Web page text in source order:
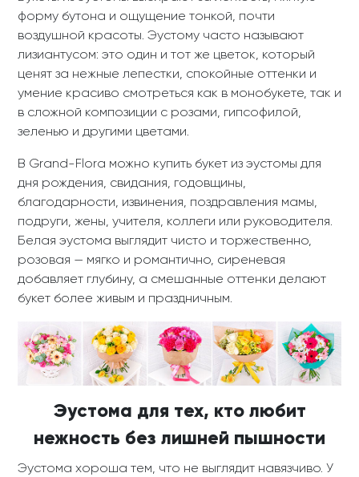
форму бутона и ощущение тонкой, почти
воздушной красоты. Эустому часто называют
лизиантусом: это один и тот же цветок, который
ценят за нежные лепестки, спокойные оттенки и
умение красиво смотреться как в монобукете, так и
в сложной композиции с розами, гипсофилой,
зеленью и другими цветами.
В Grand-Flora можно купить букет из эустомы для
дня рождения, свидания, годовщины,
благодарности, извинения, поздравления мамы,
подруги, жены, учителя, коллеги или руководителя.
Белая эустома выглядит чисто и торжественно,
розовая — мягко и романтично, сиреневая
добавляет глубину, а смешанные оттенки делают
букет более живым и праздничным.
Эустома для тех, кто любит
нежность без лишней пышности
Эустома хороша тем, что не выглядит навязчиво. У